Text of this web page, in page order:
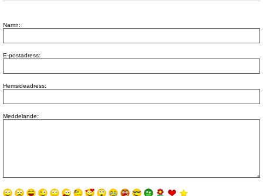
Namn:
E-postadress:
Hemsideadress:
Meddelande: